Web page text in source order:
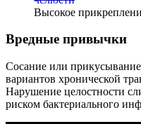
Высокое
Вредные привычки
Сосание или
вариантов хронической
Нарушение целостности
риском бактериального